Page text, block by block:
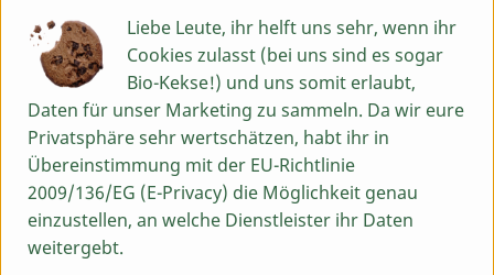
flüssiger Form. Da sie neben Tafelobstgärten auch
mehrere Streuobstgärten pflegt, bietet sie viele
Produkte, wie sortenreine Brände alter Obstsorten,
fruchtige Liköre, aromareichen Apfelsaft, Cidre trocken
und mild und vieles mehr an - alles Produkte, die aus
den eigenen Streuobstgärten kommen. Für die edlen
Brände, die mit sehr viel Sorgfalt und Aroma schonend
destilliert werden, ist Brennmeister Willibald zuständig.
Sohn Jochen - Obstbaumeister - hat das Gedeihen der
Bäume und der Früchte, wie z. B. Kirschen, Mirabellen,
Liebe Leute, ihr helft uns sehr, wenn ihr
Cookies zulasst (bei uns sind es sogar
Bio-Kekse!) und uns somit erlaubt,
Daten für unser Marketing zu sammeln. Da wir eure
Privatsphäre sehr wertschätzen, habt ihr in
Übereinstimmung mit der EU-Richtlinie
2009/136/EG (E-Privacy) die Möglichkeit genau
einzustellen, an welche Dienstleister ihr Daten
weitergebt.